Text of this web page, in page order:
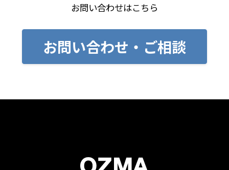
お問い合わせはこちら
お問い合わせ・ご相談